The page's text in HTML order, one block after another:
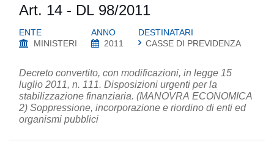
Art. 14 - DL 98/2011
ENTE
MINISTERI
ANNO
2011
DESTINATARI
CASSE DI PREVIDENZA
Decreto convertito, con modificazioni, in legge 15
luglio 2011, n. 111. Disposizioni urgenti per la
stabilizzazione finanziaria. (MANOVRA ECONOMICA
2) Soppressione, incorporazione e riordino di enti ed
organismi pubblici